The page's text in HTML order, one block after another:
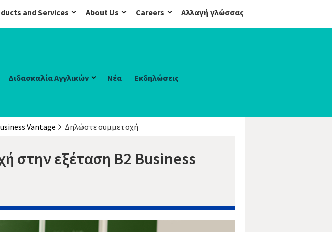
and Services About Us Careers Αλλαγή γλώσσας
Διδασκαλία Αγγλικών Νέα Εκδηλώσεις
Vantage Δηλώστε συμμετοχή
στην εξέταση B2 Business